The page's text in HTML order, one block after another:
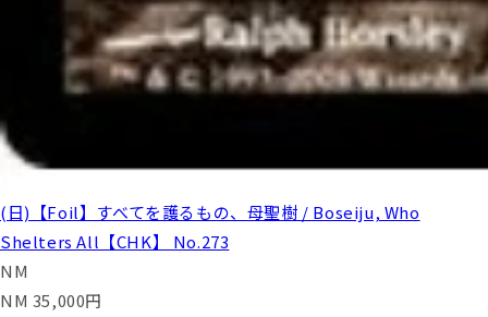
(日)【Foil】すべてを護るもの、母聖樹 / Boseiju, Who
Shelters All【CHK】 No.273
NM
NM 35,000円